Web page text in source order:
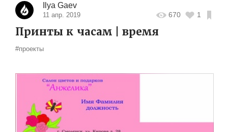
Ilya Gaev
11 апр. 2019 670 1
Принты к часам | время
#проекты